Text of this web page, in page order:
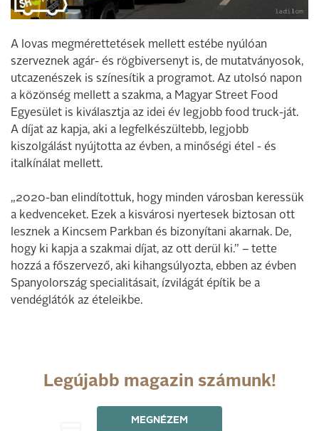
A lovas megmérettetések mellett estébe nyúlóan
szerveznek agár- és rögbiversenyt is, de mutatványosok,
utcazenészek is színesítik a programot. Az utolsó napon
a közönség mellett a szakma, a Magyar Street Food
Egyesület is kiválasztja az idei év legjobb food truck-ját.
A díjat az kapja, aki a legfelkészültebb, legjobb
kiszolgálást nyújtotta az évben, a minőségi étel - és
italkínálat mellett.
„2020-ban elindítottuk, hogy minden városban keressük
a kedvenceket. Ezek a kisvárosi nyertesek biztosan ott
lesznek a Kincsem Parkban és bizonyítani akarnak. De,
hogy ki kapja a szakmai díjat, az ott derül ki.” – tette
hozzá a főszervező, aki kihangsúlyozta, ebben az évben
Spanyolország specialitásait, ízvilágát építik be a
vendéglátók az ételeikbe.
Legújabb magazin számunk!
MEGNÉZEM